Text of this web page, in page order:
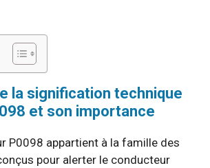
la signification technique
et son importance
P0098 appartient à la famille des
pour alerter le conducteur